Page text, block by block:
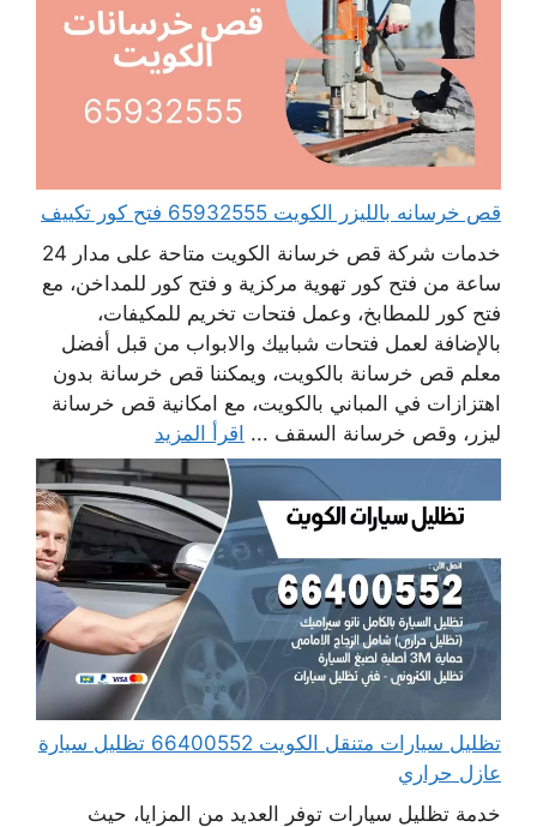
قص خرسانه بالليزر الكويت 65932555 فتح كور تكييف
خدمات شركة قص خرسانة الكويت متاحة على مدار 24
ساعة من فتح كور تهوية مركزية و فتح كور للمداخن، مع
فتح كور للمطابخ، وعمل فتحات تخريم للمكيفات،
بالإضافة لعمل فتحات شبابيك والابواب من قبل أفضل
معلم قص خرسانة بالكويت، ويمكننا قص خرسانة بدون
اهتزازات في المباني بالكويت، مع امكانية قص خرسانة
ليزر، وقص خرسانة السقف ... اقرأ المزيد
تظليل سيارات متنقل الكويت 66400552 تظليل سيارة
عازل حراري
خدمة تظليل سيارات توفر العديد من المزايا، حيث